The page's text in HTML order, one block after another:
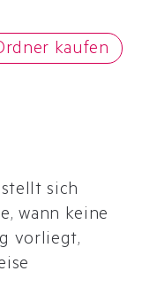
kaufen
sich
wann keine
vorliegt,